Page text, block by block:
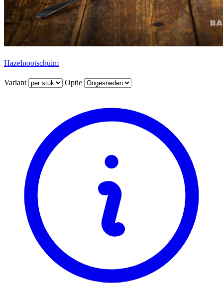
Hazelnootschuim
Variant Optie